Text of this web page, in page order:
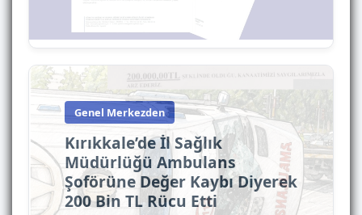
Genel Merkezden
Kırıkkale’de İl Sağlık
Müdürlüğü Ambulans
Şoförüne Değer Kaybı Diyerek
200 Bin TL Rücu Etti